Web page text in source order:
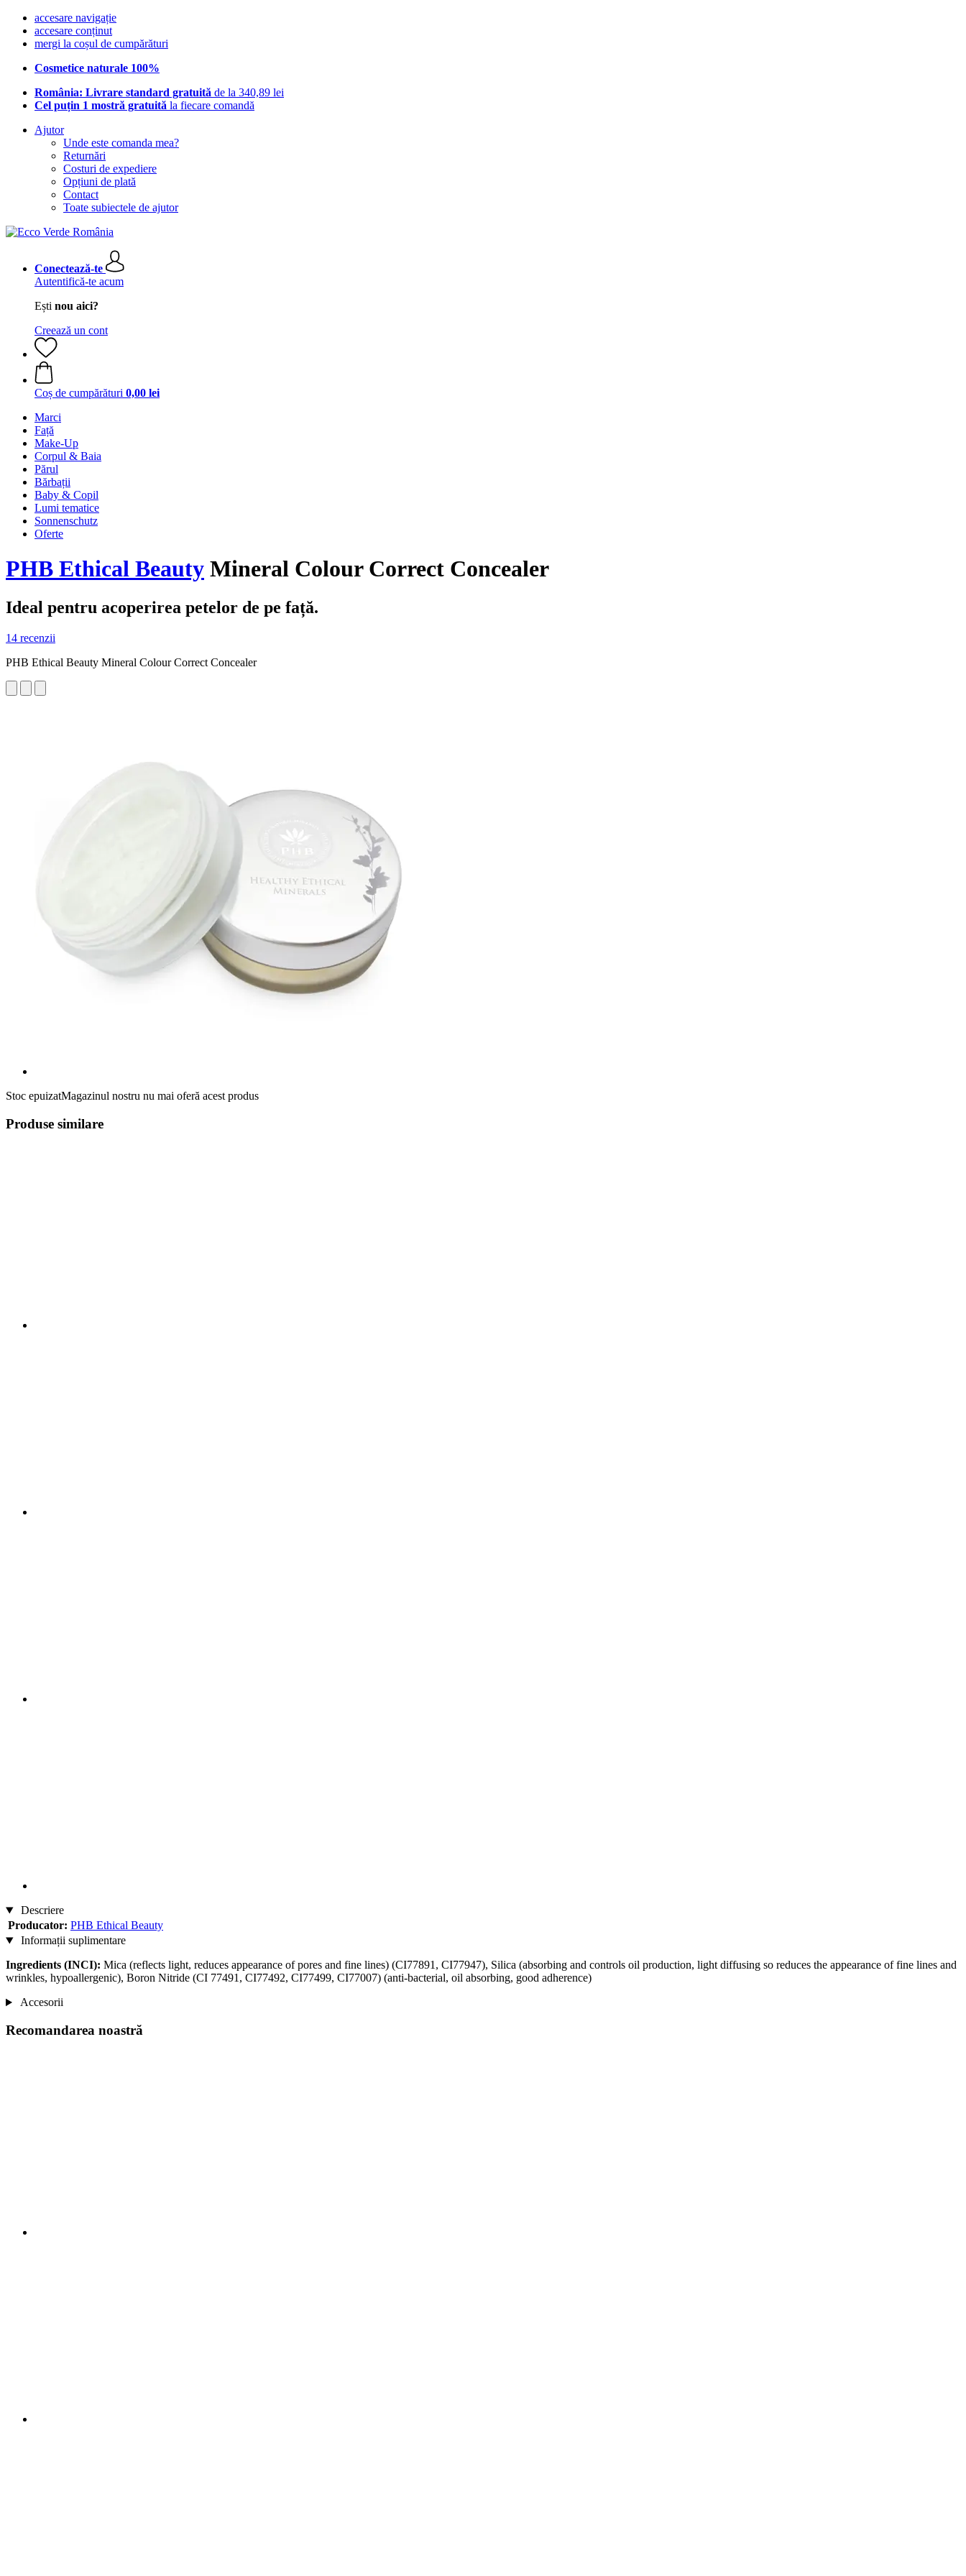
accesare navigație
accesare conținut
mergi la coșul de cumpărături
Cosmetice naturale 100%
România: Livrare standard gratuită de la 340,89 lei
Cel puțin 1 mostră gratuită la fiecare comandă
Ajutor
Unde este comanda mea?
Returnări
Costuri de expediere
Opțiuni de plată
Contact
Toate subiectele de ajutor
Conectează-te
Autentifică-te acum
Ești nou aici?
Creează un cont
Coș de cumpărături 0,00 lei
Marci
Față
Make-Up
Corpul & Baia
Părul
Bărbații
Baby & Copil
Lumi tematice
Sonnenschutz
Oferte
PHB Ethical Beauty Mineral Colour Correct Concealer
Ideal pentru acoperirea petelor de pe față.
14 recenzii
PHB Ethical Beauty Mineral Colour Correct Concealer
Stoc epuizatMagazinul nostru nu mai oferă acest produs
Produse similare
Descriere
Producator: PHB Ethical Beauty
Informații suplimentare
Ingredients (INCI): Mica (reflects light, reduces appearance of pores and fine lines) (CI77891, CI77947), Silica (absorbing and controls oil production, light diffusing so reduces the appearance of fine lines and
wrinkles, hypoallergenic), Boron Nitride (CI 77491, CI77492, CI77499, CI77007) (anti-bacterial, oil absorbing, good adherence)
Accesorii
Recomandarea noastră